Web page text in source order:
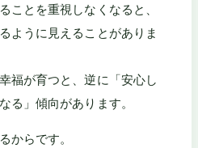
ことを重視しなくなると、
ように見えることがありま
福が育つと、逆に「安心し
る」傾向があります。
からです。